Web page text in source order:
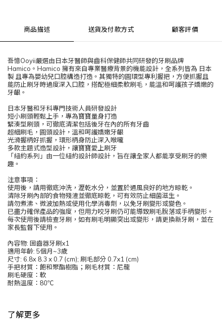
商品描述 送貨及付款方式 顧客評價
吾憶Ooyii嚴選由日本牙醫師與齒科保健師共同研發的牙刷品牌
Hamico。Hamico 擁有來自專業醫療背景的機能設計，全系列皆為 日本
製 且專為嬰幼兒口腔構造打造。其獨特的圓環型專利握把，方便抓握且
能防止刷牙時過度深入口腔，搭配極細柔軟刷毛，能溫和呵護孩子嬌嫩的
牙齦。
日本牙醫和牙科專門技術人員研發設計
短小刷頭輕鬆上手，專為寶寶量身打造
緊湊型刷頭，可徹底清潔包括後牙在內的所有牙齒
超細刷毛，圓頭設計，溫和呵護嬌嫩牙齦
光滑握柄好抓握，環形柄身防止深入喉嚨
多款主題式造型設計，讓寶寶愛上刷牙
「紐約系列」由一位紐約設計師設計，旨在讓全家人都能享受刷牙的樂
趣。
注意事項：
使用後，請用徹底沖洗，瀝乾水分，並置於通風良好的地方晾乾。
清除牙刷內部的食物殘渣並徹底晾乾，可有效防止細菌滋生。
請勿煮沸、微波加熱或使用化學消毒劑，以免牙刷變形或變色。
已盡力確保產品的強度，但用力咬牙刷仍可能導致刷毛脫落或手柄變形。
每次使用後請檢查牙刷，如有刷毛明顯突出或變形，請更換新牙刷，並在
家長監督下使用。
內容物: 固齒器牙刷x1
適用年齡: 5個月~3歲
尺寸: 6.8x 8.3 x 0.7 (cm); 刷毛部分 0.7x1 (cm)
手把材質：飽和聚酯樹脂；刷毛材質：尼龍
刷毛硬度：軟
耐熱溫度：80℃
了解更多